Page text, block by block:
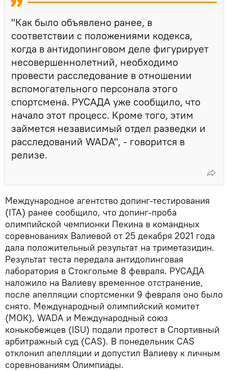
"Как было объявлено ранее, в
соответствии с положениями кодекса,
когда в антидопинговом деле фигурирует
несовершеннолетний, необходимо
провести расследование в отношении
вспомогательного персонала этого
спортсмена. РУСАДА уже сообщило, что
начало этот процесс. Кроме того, этим
займется независимый отдел разведки и
расследований WADA", - говорится в
релизе.
Международное агентство допинг-тестирования
(ITA) ранее сообщило, что допинг-проба
олимпийской чемпионки Пекина в командных
соревнованиях Валиевой от 25 декабря 2021 года
дала положительный результат на триметазидин.
Результат теста передала антидопинговая
лаборатория в Стокгольме 8 февраля. РУСАДА
наложило на Валиеву временное отстранение,
после апелляции спортсменки 9 февраля оно было
снято. Международный олимпийский комитет
(МОК), WADA и Международный союз
конькобежцев (ISU) подали протест в Спортивный
арбитражный суд (CAS). В понедельник СAS
отклонил апелляции и допустил Валиеву к личным
соревнованиям Олимпиады.